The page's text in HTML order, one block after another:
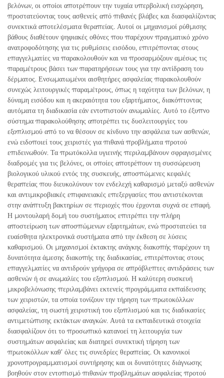
βελόνων, οι οποίοι αποτρέπουν την τυχαία υπερβολική εισχώρηση,
προστατεύοντας τους ασθενείς από πιθανές βλάβες και διασφαλίζοντας
συνεκτικά αποτελέσματα θεραπείας. Αυτοί οι μηχανισμοί ρύθμισης
βάθους διαθέτουν ψηφιακές οθόνες που παρέχουν πραγματικό χρόνο
ανατροφοδότησης για τις ρυθμίσεις εισόδου, επιτρέποντας στους
επαγγελματίες να παρακολουθούν και να προσαρμόζουν αμέσως τις
παραμέτρους βάσει των παρατηρήσεων τους για την αντίδραση του
δέρματος. Ενσωματωμένοι αισθητήρες ασφαλείας παρακολουθούν
συνεχώς λειτουργικές παραμέτρους, όπως η ταχύτητα των βελόνων, η
δύναμη εισόδου και η ακεραιότητα του εξαρτήματος, διακόπτοντας
αυτόματα τη διαδικασία εάν εντοπιστούν ανωμαλίες. Αυτό το έξυπνο
σύστημα παρακολούθησης αποτρέπει τις δυσλειτουργίες του
εξοπλισμού από το να θέσουν σε κίνδυνο την ασφάλεια των ασθενών,
ενώ ειδοποιεί τους χειριστές για πιθανά προβλήματα προτού
επιδεινωθούν. Τα πρωτόκολλα υγιεινής περιλαμβάνουν σφραγισμένες
διαδρομές για τις βελόνες, οι οποίες αποτρέπουν τη συσσώρευση
βιολογικού υλικού εντός της συσκευής, αποσπώμενες κεφαλές
θεραπείας που διευκολύνουν τον ενδελεχή καθαρισμό μεταξύ ασθενών
και αντιμικροβιακές επιφανειακές επεξεργασίες που αντιστέκονται
στην ανάπτυξη βακτηρίων σε περιοχές που έρχονται συχνά σε επαφή.
Η μοντουλαρή δομή του συστήματος επιτρέπει την πλήρη
αποστείρωση των αποσπώμενων εξαρτημάτων, ενώ προστατεύει τα
ευαίσθητα ηλεκτρονικά συστήματα από την έκθεση σε λύσεις
καθαρισμού. Οι μηχανισμοί έκτακτης ανάγκης διακοπής παρέχουν τη
δυνατότητα άμεσης διακοπής της διαδικασίας, επιτρέποντας στους
επαγγελματίες να αντιδρούν γρήγορα σε απρόβλεπτες αντιδράσεις των
ασθενών ή σε ανωμαλίες του εξοπλισμού. Η καλύτερη συσκευή
μικροβελόνωσης περιλαμβάνει εκτενείς προγράμματα εκπαίδευσης
των χειριστών, τα οποία τονίζουν την τήρηση των πρωτοκόλλων
ασφαλείας, τη σωστή χειριστική του εξοπλισμού και τις διαδικασίες
αντιμετώπισης εκτάκτων αναγκών. Αυτά τα εκπαιδευτικά στοιχεία
διασφαλίζουν ότι το προσωπικό κατανοεί τη λειτουργία των
συστημάτων ασφαλείας και διατηρεί συνεκτική τήρηση των
πρωτοκόλλων καθ’ όλες τις συνεδρίες θεραπείας. Οι κανονικοί
χρονοπρογραμματισμοί συντήρησης και οι δυνατότητες διάγνωσης
βοηθούν στον εντοπισμό πιθανών προβλημάτων ασφαλείας προτού